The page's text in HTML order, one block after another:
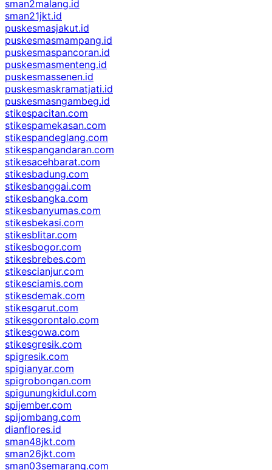
sman2malang.id
sman21jkt.id
puskesmasjakut.id
puskesmasmampang.id
puskesmaspancoran.id
puskesmasmenteng.id
puskesmassenen.id
puskesmaskramatjati.id
puskesmasngambeg.id
stikespacitan.com
stikespamekasan.com
stikespandeglang.com
stikespangandaran.com
stikesacehbarat.com
stikesbadung.com
stikesbanggai.com
stikesbangka.com
stikesbanyumas.com
stikesbekasi.com
stikesblitar.com
stikesbogor.com
stikesbrebes.com
stikescianjur.com
stikesciamis.com
stikesdemak.com
stikesgarut.com
stikesgorontalo.com
stikesgowa.com
stikesgresik.com
spigresik.com
spigianyar.com
spigrobongan.com
spigunungkidul.com
spijember.com
spijombang.com
dianflores.id
sman48jkt.com
sman26jkt.com
sman03semarang.com